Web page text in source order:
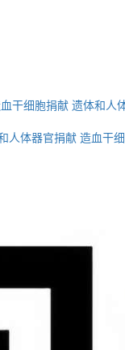
干细胞捐献 遗体和人
人体器官捐献 造血干